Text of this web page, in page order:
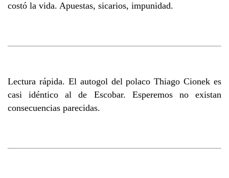
costó la vida. Apuestas, sicarios, impunidad.
Lectura rápida. El autogol del polaco Thiago Cionek es
casi idéntico al de Escobar. Esperemos no existan
consecuencias parecidas.